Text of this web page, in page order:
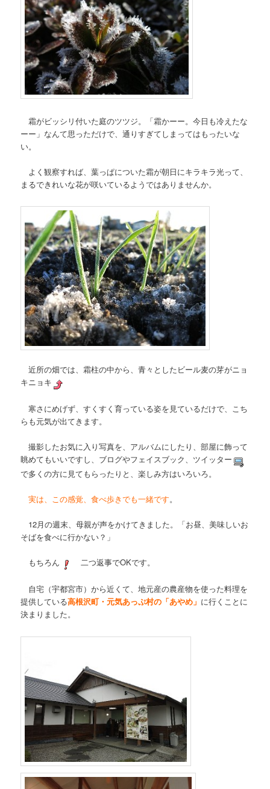
霜がビッシリ付いた庭のツツジ。「霜かーー。今日も冷えたな
ーー」なんて思っただけで、通りすぎてしまってはもったいな
い。
よく観察すれば、葉っぱについた霜が朝日にキラキラ光って、
まるできれいな花が咲いているようではありませんか。
近所の畑では、霜柱の中から、青々としたビール麦の芽がニョ
キニョキ
寒さにめげず、すくすく育っている姿を見ているだけで、こち
らも元気が出てきます。
撮影したお気に入り写真を、アルバムにしたり、部屋に飾って
眺めてもいいですし、ブログやフェイスブック、ツイッター
で多くの方に見てもらったりと、楽しみ方はいろいろ。
実は、この感覚、食べ歩きでも一緒です。
12月の週末、母親が声をかけてきました。「お昼、美味しいお
そばを食べに行かない？」
もちろん 二つ返事でOKです。
自宅（宇都宮市）から近くて、地元産の農産物を使った料理を
提供している高根沢町・元気あっぷ村の「あやめ」 に行くことに
決まりました。